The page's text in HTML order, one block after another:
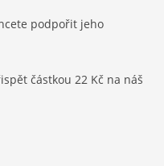
podpořit jeho
částkou 22 Kč na náš